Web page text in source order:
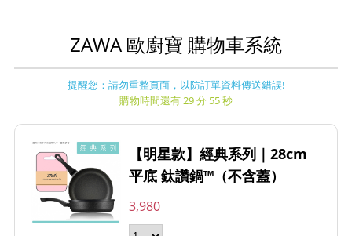
ZAWA 歐廚寶 購物車系統
提醒您：請勿重整頁面，以防訂單資料傳送錯誤!
購物時間還有 29 分 55 秒
【明星款】經典系列｜28cm
平底 鈦讚鍋™（不含蓋）
3,980